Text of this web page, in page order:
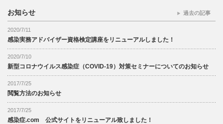
お知らせ
2020/7/11
感染実務アドバイザー資格検定講座をリニューアルしました！
2020/7/10
新型コロナウイルス感染症（COVID-19）対策セミナーについてのお知らせ
2017/7/25
閲覧方法のお知らせ
2017/7/25
感染症.com 公式サイトをリニューアル致しました！
過去の記事